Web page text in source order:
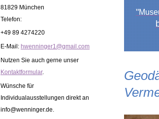
"
81829 München
Telefon:
+49 89 4274220
E-Mail: hwenninger1@gmail.com
Nutzen Sie auch gerne unser
Kontaktformular.
Wünsche für
Individualausstellungen direkt an
info@wenninger.de.